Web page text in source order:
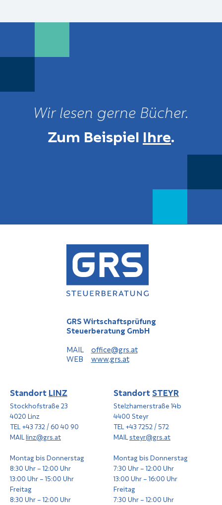
Wir lesen gerne Bücher.
Zum Beispiel Ihre.
GRS Wirtschaftsprüfung
Steuerberatung GmbH
MAIL
office@grs.at
WEB www.grs.at
StandortLINZ
Stockhofstraße 23
4020 Linz
TEL +43 732 / 60 40 90
MAILlinz@grs.at
Montag bis Donnerstag
8:30 Uhr – 12:00 Uhr
13:00 Uhr – 15:00 Uhr
Freitag
8:30 Uhr – 12:00 Uhr
StandortSTEYR
Stelzhamerstraße 14b
4400 Steyr
TEL +43 7252 / 572
MAILsteyr@grs.at
Montag bis Donnerstag
7:30 Uhr – 12:00 Uhr
13:00 Uhr – 16:00 Uhr
Freitag
7:30 Uhr – 12:00 Uhr